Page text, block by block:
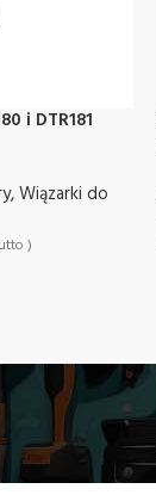
i DTR181
,Wiązarki do
)